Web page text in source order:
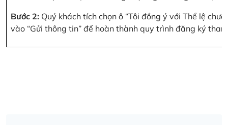
Bước 2: Quý khách tích chọn ô “Tôi đồng ý với Thể lệ
vào “Gửi thông tin” để hoàn thành quy trình đăng ký